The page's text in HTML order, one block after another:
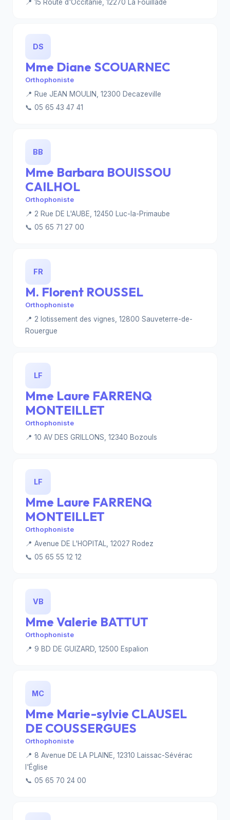
📍 15 Route d'Occitanie, 12270 La Fouillade
DS
Mme Diane SCOUARNEC
Orthophoniste
📍 Rue JEAN MOULIN, 12300 Decazeville
📞 05 65 43 47 41
BB
Mme Barbara BOUISSOU
CAILHOL
Orthophoniste
📍 2 Rue DE L'AUBE, 12450 Luc-la-Primaube
📞 05 65 71 27 00
FR
M. Florent ROUSSEL
Orthophoniste
📍 2 lotissement des vignes, 12800 Sauveterre-de-
Rouergue
LF
Mme Laure FARRENQ
MONTEILLET
Orthophoniste
📍 10 AV DES GRILLONS, 12340 Bozouls
LF
Mme Laure FARRENQ
MONTEILLET
Orthophoniste
📍 Avenue DE L'HOPITAL, 12027 Rodez
📞 05 65 55 12 12
VB
Mme Valerie BATTUT
Orthophoniste
📍 9 BD DE GUIZARD, 12500 Espalion
MC
Mme Marie-sylvie CLAUSEL
DE COUSSERGUES
Orthophoniste
📍 8 Avenue DE LA PLAINE, 12310 Laissac-Sévérac
l'Église
📞 05 65 70 24 00